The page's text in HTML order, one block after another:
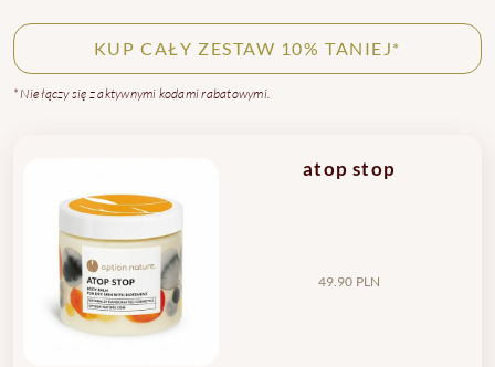
KUP CAŁY ZESTAW 10% TANIEJ*
* Nie łączy się z aktywnymi kodami rabatowymi.
atop stop
49.90 PLN